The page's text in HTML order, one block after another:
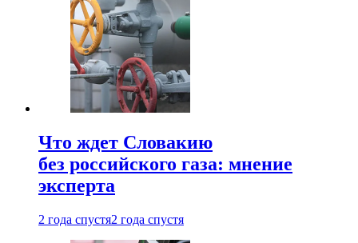
Что ждет Словакию
без российского газа: мнение
эксперта
2 года спустя2 года спустя